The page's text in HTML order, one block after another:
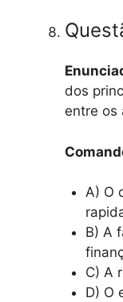
dos
entre os
A) O
B) A
C) A
D) O